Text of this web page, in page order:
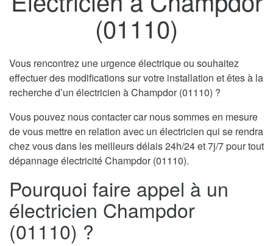
(01110)
Vous rencontrez une urgence électrique ou souhaitez
effectuer des modifications sur votre installation et êtes à la
recherche d’un électricien à Champdor (01110) ?
Vous pouvez nous contacter car nous sommes en mesure
de vous mettre en relation avec un électricien qui se rendra
chez vous dans les meilleurs délais 24h/24 et 7j/7 pour tout
dépannage électricité Champdor (01110).
Pourquoi faire appel à un
électricien Champdor
(01110) ?